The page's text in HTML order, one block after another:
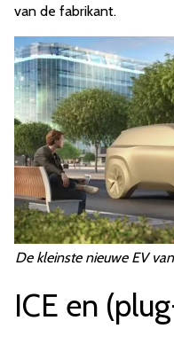
van de fabrikant.
De kleinste nieuwe EV
ICE en